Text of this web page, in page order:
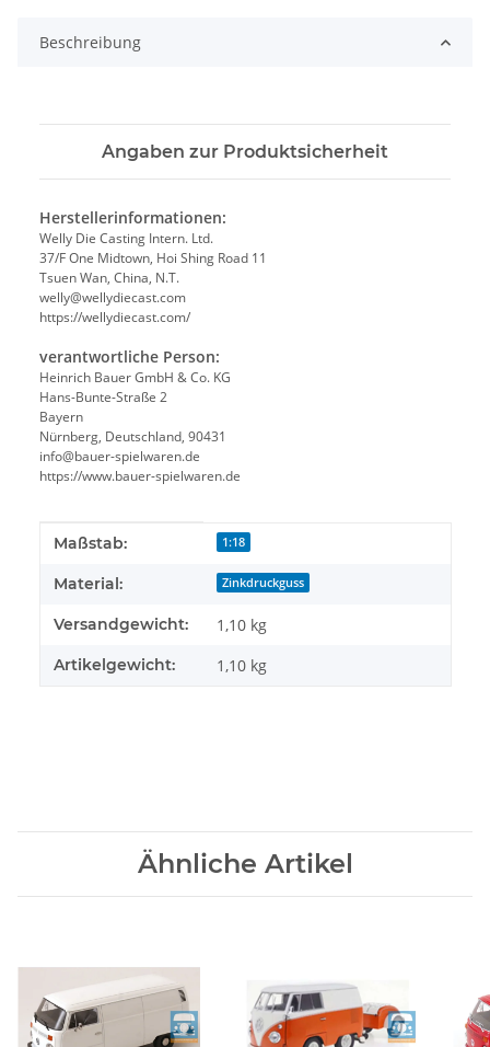
Beschreibung
Angaben zur Produktsicherheit
Herstellerinformationen:
Welly Die Casting Intern. Ltd.
37/F One Midtown, Hoi Shing Road 11
Tsuen Wan, China, N.T.
welly@wellydiecast.com
https://wellydiecast.com/
verantwortliche Person:
Heinrich Bauer GmbH & Co. KG
Hans-Bunte-Straße 2
Bayern
Nürnberg, Deutschland, 90431
info@bauer-spielwaren.de
https://www.bauer-spielwaren.de
Produkteigenschaft
Wert
Maßstab: 1:18
Material: Zinkdruckguss
Versandgewicht: 1,10 kg
Artikelgewicht: 1,10 kg
Ähnliche Artikel